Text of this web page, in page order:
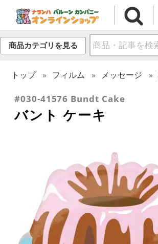
商品カテゴリを見る
トップ フィルム メッセージ
#030-41576 Bundt Cake
バント ケーキ